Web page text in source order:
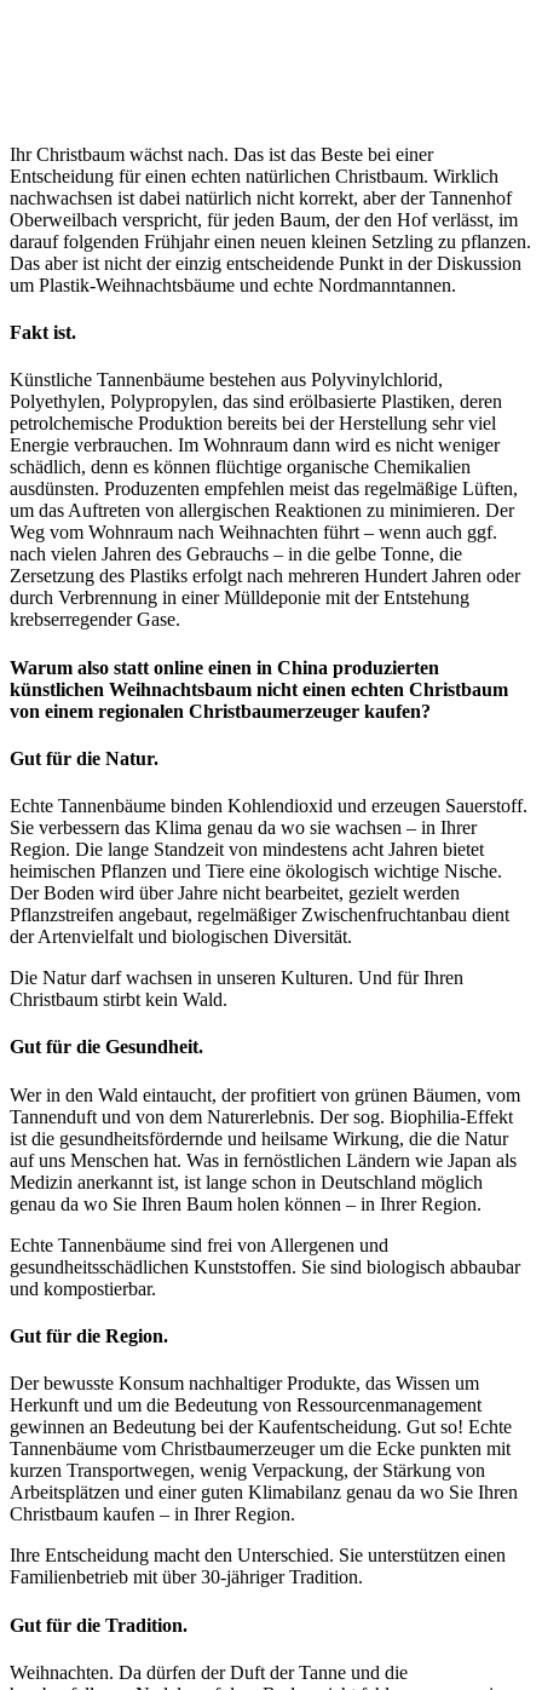
Ihr Christbaum wächst nach. Das ist das Beste bei einer
Entscheidung für einen echten natürlichen Christbaum. Wirklich
nachwachsen ist dabei natürlich nicht korrekt, aber der Tannenhof
Oberweilbach verspricht, für jeden Baum, der den Hof verlässt, im
darauf folgenden Frühjahr einen neuen kleinen Setzling zu pflanzen.
Das aber ist nicht der einzig entscheidende Punkt in der Diskussion
um Plastik-Weihnachtsbäume und echte Nordmanntannen.
Fakt ist.
Künstliche Tannenbäume bestehen aus Polyvinylchlorid,
Polyethylen, Polypropylen, das sind erölbasierte Plastiken, deren
petrolchemische Produktion bereits bei der Herstellung sehr viel
Energie verbrauchen. Im Wohnraum dann wird es nicht weniger
schädlich, denn es können flüchtige organische Chemikalien
ausdünsten. Produzenten empfehlen meist das regelmäßige Lüften,
um das Auftreten von allergischen Reaktionen zu minimieren. Der
Weg vom Wohnraum nach Weihnachten führt – wenn auch ggf.
nach vielen Jahren des Gebrauchs – in die gelbe Tonne, die
Zersetzung des Plastiks erfolgt nach mehreren Hundert Jahren oder
durch Verbrennung in einer Mülldeponie mit der Entstehung
krebserregender Gase.
Warum also statt online einen in China produzierten
künstlichen Weihnachtsbaum nicht einen echten Christbaum
von einem regionalen Christbaumerzeuger kaufen?
Gut für die Natur.
Echte Tannenbäume binden Kohlendioxid und erzeugen Sauerstoff.
Sie verbessern das Klima genau da wo sie wachsen – in Ihrer
Region. Die lange Standzeit von mindestens acht Jahren bietet
heimischen Pflanzen und Tiere eine ökologisch wichtige Nische.
Der Boden wird über Jahre nicht bearbeitet, gezielt werden
Pflanzstreifen angebaut, regelmäßiger Zwischenfruchtanbau dient
der Artenvielfalt und biologischen Diversität.
Die Natur darf wachsen in unseren Kulturen. Und für Ihren
Christbaum stirbt kein Wald.
Gut für die Gesundheit.
Wer in den Wald eintaucht, der profitiert von grünen Bäumen, vom
Tannenduft und von dem Naturerlebnis. Der sog. Biophilia-Effekt
ist die gesundheitsfördernde und heilsame Wirkung, die die Natur
auf uns Menschen hat. Was in fernöstlichen Ländern wie Japan als
Medizin anerkannt ist, ist lange schon in Deutschland möglich
genau da wo Sie Ihren Baum holen können – in Ihrer Region.
Echte Tannenbäume sind frei von Allergenen und
gesundheitsschädlichen Kunststoffen. Sie sind biologisch abbaubar
und kompostierbar.
Gut für die Region.
Der bewusste Konsum nachhaltiger Produkte, das Wissen um
Herkunft und um die Bedeutung von Ressourcenmanagement
gewinnen an Bedeutung bei der Kaufentscheidung. Gut so! Echte
Tannenbäume vom Christbaumerzeuger um die Ecke punkten mit
kurzen Transportwegen, wenig Verpackung, der Stärkung von
Arbeitsplätzen und einer guten Klimabilanz genau da wo Sie Ihren
Christbaum kaufen – in Ihrer Region.
Ihre Entscheidung macht den Unterschied. Sie unterstützen einen
Familienbetrieb mit über 30-jähriger Tradition.
Gut für die Tradition.
Weihnachten. Da dürfen der Duft der Tanne und die